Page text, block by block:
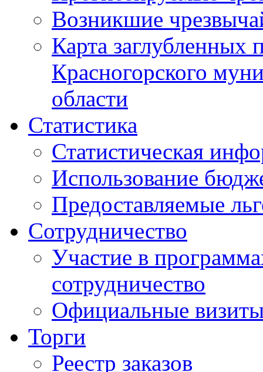
Возникшие
Карта
Красногорского
области
Статистика
Статистическая
Использование
Предоставляемые
Сотрудничество
Участие в
сотрудничество
Официальные
Торги
Реестр заказов